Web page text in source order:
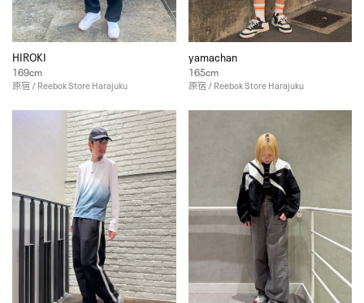
HIROKI
169cm
原宿 / Reebok Store Harajuku
yamachan
165cm
原宿 / Reebok Store Harajuku